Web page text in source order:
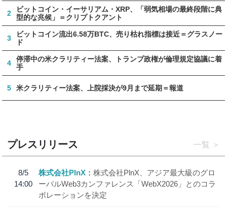
2
ビットコイン・イーサリアム・XRP、「弱気相場の最終段階に典
型的な兆候」＝クリプトクアント
3
ビットコイン流出6.58万BTC、売り枯れ指標は接近＝グラスノー
ド
4
停滞中の米クラリティー法案、トランプ政権が倫理規定協議に着
手
5 米クラリティー法案、上院採決が9月まで延期＝報道
プレスリリース 一覧
8/5
14:00
株式会社PlnX
株式会社PlnX、アジア最大級のグロ
ーバルWeb3カンファレンス「WebX2026」とのコラ
ボレーションを決定